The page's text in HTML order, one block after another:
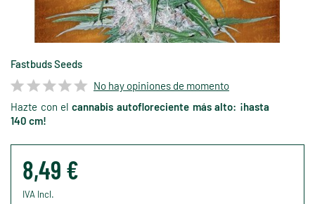
Fastbuds Seeds
No hay opiniones de momento
Hazte con elcannabis autofloreciente más alto: ¡hasta
140 cm!
8,49 €
IVA Incl.